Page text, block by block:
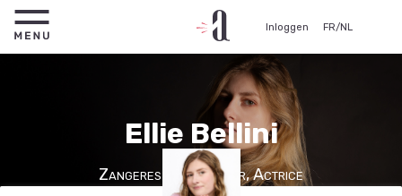
Inloggen FR/NL
Ellie Bellini
Zangeres, Schrijfster, Actrice